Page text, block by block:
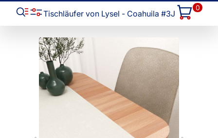
Tischläufer von Lysel - Coahuila #3J
0